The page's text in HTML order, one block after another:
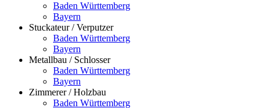
Baden Württemberg
Bayern
Stuckateur / Verputzer
Baden Württemberg
Bayern
Metallbau / Schlosser
Baden Württemberg
Bayern
Zimmerer / Holzbau
Baden Württemberg